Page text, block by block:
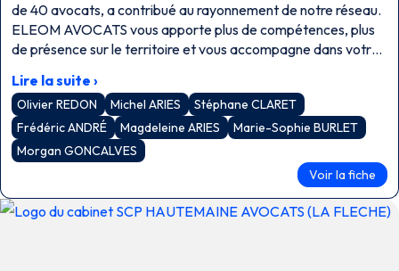
de 40 avocats, a contribué au rayonnement de notre réseau.
ELEOM AVOCATS vous apporte plus de compétences, plus
de présence sur le territoire et vous accompagne dans votre
avec la pratique des nouveaux modes alternatifs de
résolution des litiges : conciliation, médiation, droit collaboratif
….
Lire la suite ›
Olivier REDON Michel ARIES
Stéphane CLARET
Frédéric ANDRÉ
Magdeleine ARIES
Marie-Sophie BURLET
Morgan GONCALVES
Voir la fiche